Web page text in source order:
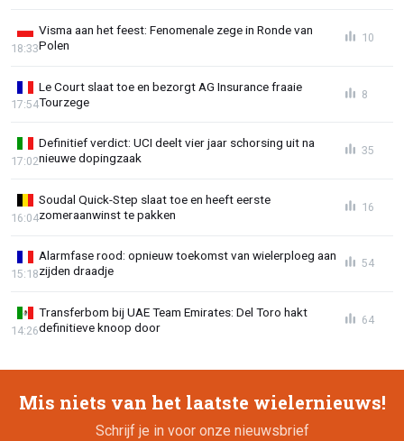
Visma aan het feest: Fenomenale zege in Ronde van
Polen
18:33
10
Le Court slaat toe en bezorgt AG Insurance fraaie
Tourzege
17:54
8
Definitief verdict: UCI deelt vier jaar schorsing uit na
nieuwe dopingzaak
17:02
35
Soudal Quick-Step slaat toe en heeft eerste
zomeraanwinst te pakken
16:04
16
Alarmfase rood: opnieuw toekomst van wielerploeg aan
zijden draadje
15:18
54
Transferbom bij UAE Team Emirates: Del Toro hakt
definitieve knoop door
14:26
64
Mis niets van het laatste wielernieuws!
Schrijf je in voor onze nieuwsbrief